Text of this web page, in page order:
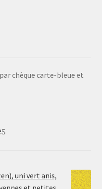
chèque carte-bleue et
uni vert anis,